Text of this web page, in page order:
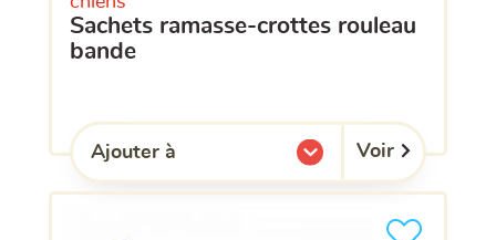
sachets ramasse-crottes rouleau
bande
Ajouter à
l'une de mes listes. Voir